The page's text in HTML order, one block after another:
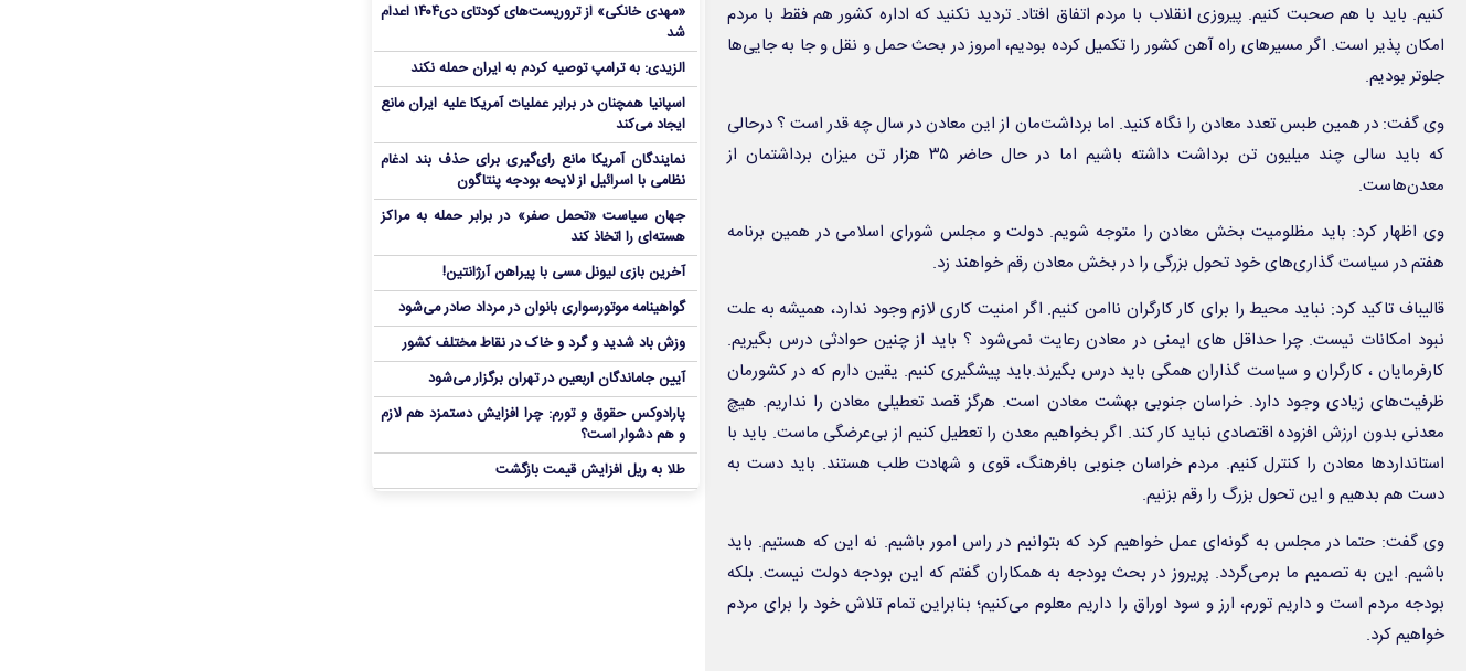
کنیم. باید با هم صحبت کنیم. پیروزی انقلاب با مردم اتفاق افتاد. تردید نکنید که اداره کشور هم فقط با مردم
امکان پذیر است. اگر مسیرهای راه آهن کشور را تکمیل کرده بودیم، امروز در بحث حمل و نقل و جا به جایی‌ها
جلوتر بودیم.
وی گفت: در همین طبس تعدد معادن را نگاه کنید. اما برداشت‌مان از این معادن در سال چه قدر است ؟ درحالی
که باید سالی چند میلیون تن برداشت داشته باشیم اما در حال حاضر ۳۵ هزار تن میزان برداشتمان از
معدن‌هاست.
وی اظهار کرد: باید مظلومیت بخش معادن را متوجه شویم. دولت و مجلس شورای اسلامی در همین برنامه
هفتم در سیاست گذاری‌های خود تحول بزرگی را در بخش معادن رقم خواهند زد.
قالیباف تاکید کرد: نباید محیط را برای کار کارگران ناامن کنیم. اگر امنیت کاری لازم وجود ندارد، همیشه به علت
نبود امکانات نیست. چرا حداقل های ایمنی در معادن رعایت نمی‌شود ؟ باید از چنین حوادثی درس بگیریم.
کارفرمایان ، کارگران و سیاست گذاران همگی باید درس بگیرند.باید پیشگیری کنیم. یقین دارم که در کشورمان
ظرفیت‌های زیادی وجود دارد. خراسان جنوبی بهشت معادن است. هرگز قصد تعطیلی معادن را نداریم. هیچ
معدنی بدون ارزش افزوده اقتصادی نباید کار کند. اگر بخواهیم معدن را تعطیل کنیم از بی‌عرضگی ماست. باید با
استانداردها معادن را کنترل کنیم. مردم خراسان جنوبی بافرهنگ، قوی و شهادت طلب هستند. باید دست به
دست هم بدهیم و این تحول بزرگ را رقم بزنیم.
وی گفت: حتما در مجلس به گونه‌ای عمل خواهیم کرد که بتوانیم در راس امور باشیم. نه این که هستیم. باید
باشیم. این به تصمیم ما برمی‌گردد. پریروز در بحث بودجه به همکاران گفتم که این بودجه دولت نیست. بلکه
بودجه مردم است و داریم تورم، ارز و سود اوراق را داریم معلوم می‌کنیم؛ بنابراین تمام تلاش خود را برای مردم
خواهیم کرد.
«مهدی خانکی» از تروریست‌های کودتای دی۱۴۰۴ اعدام
شد
الزیدی: به ترامپ توصیه کردم به ایران حمله نکند
اسپانیا همچنان در برابر عملیات آمریکا علیه ایران مانع
ایجاد می‌کند
نمایندگان آمریکا مانع رای‌گیری برای حذف بند ادغام
نظامی با اسرائیل از لایحه بودجه پنتاگون
جهان سیاست «تحمل صفر» در برابر حمله به مراکز
هسته‌ای را اتخاذ کند
آخرین بازی لیونل مسی با پیراهن آرژانتین!
گواهینامه موتورسواری بانوان در مرداد صادر می‌شود
وزش باد شدید و گرد و خاک در نقاط مختلف کشور
آیین جاماندگان اربعین در تهران برگزار می‌شود
پارادوکس حقوق و تورم: چرا افزایش دستمزد هم لازم
و هم دشوار است؟
طلا به ریل افزایش قیمت بازگشت